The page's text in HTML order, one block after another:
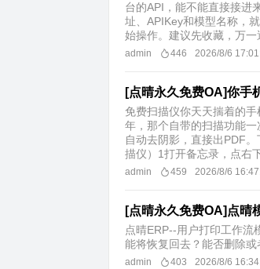
台的API，能不能直接接进
址、APIKey和模型名称，
始操作。建议先收藏，万一
admin 446 2026/8/6
[点晴永久免费OA]你手
免费扫描仪你天天揣着的
年，那个自带的扫描功能
自动去阴影，直接出PDF
描仪）1打开备忘录，点右
admin 459 2026/8/6
[点晴永久免费OA]点晴
点晴ERP--用户打印工作流
能将恢复回去？能否删除
admin 403 2026/8/6